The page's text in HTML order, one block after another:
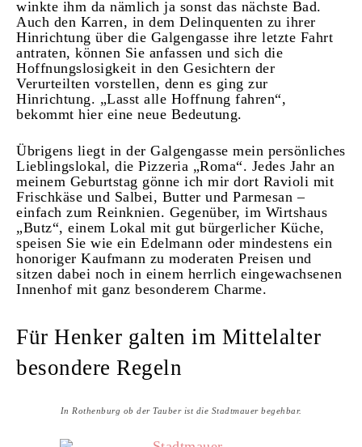
winkte ihm da nämlich ja sonst das nächste Bad.
Auch den Karren, in dem Delinquenten zu ihrer
Hinrichtung über die Galgengasse ihre letzte Fahrt
antraten, können Sie anfassen und sich die
Hoffnungslosigkeit in den Gesichtern der
Verurteilten vorstellen, denn es ging zur
Hinrichtung. „Lasst alle Hoffnung fahren“,
bekommt hier eine neue Bedeutung.
Übrigens liegt in der Galgengasse mein persönliches
Lieblingslokal, die Pizzeria „Roma“. Jedes Jahr an
meinem Geburtstag gönne ich mir dort Ravioli mit
Frischkäse und Salbei, Butter und Parmesan –
einfach zum Reinknien. Gegenüber, im Wirtshaus
„Butz“, einem Lokal mit gut bürgerlicher Küche,
speisen Sie wie ein Edelmann oder mindestens ein
honoriger Kaufmann zu moderaten Preisen und
sitzen dabei noch in einem herrlich eingewachsenen
Innenhof mit ganz besonderem Charme.
Für Henker galten im Mittelalter
besondere Regeln
In Rothenburg ob der Tauber ist die Stadtmauer begehbar.